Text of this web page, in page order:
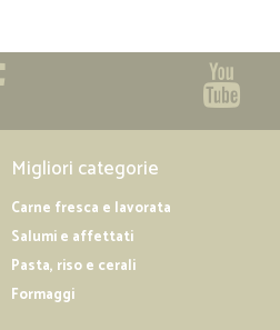
Migliori categorie
Carne fresca e lavorata
Salumi e affettati
Pasta, riso e cerali
Formaggi